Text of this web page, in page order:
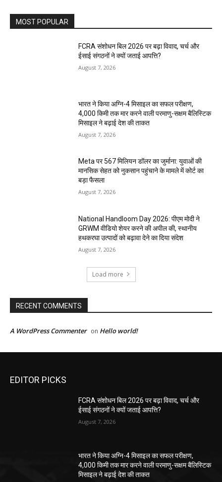
MOST POPULAR
FCRA संशोधन बिल 2026 पर बढ़ा विवाद, चर्च और
ईसाई संगठनों ने क्यों जताई आपत्ति?
August 7, 2026
भारत ने किया अग्नि-4 मिसाइल का सफल परीक्षण,
4,000 किमी तक मार करने वाली परमाणु-सक्षम बैलिस्टिक
मिसाइल ने बढ़ाई देश की ताकत
August 7, 2026
Meta पर 567 मिलियन डॉलर का जुर्माना: युवाओं की
मानसिक सेहत को नुकसान पहुंचाने के मामले में कोर्ट का
बड़ा फैसला
August 7, 2026
National Handloom Day 2026: पीएम मोदी ने
GRWM वीडियो शेयर करने की अपील की, स्थानीय
हथकरघा उत्पादों को बढ़ावा देने का दिया संदेश
August 7, 2026
Load more
RECENT COMMENTS
A WordPress Commenter on Hello world!
EDITOR PICKS
FCRA संशोधन बिल 2026 पर बढ़ा विवाद, चर्च और
ईसाई संगठनों ने क्यों जताई आपत्ति?
August 7, 2026
भारत ने किया अग्नि-4 मिसाइल का सफल परीक्षण,
4,000 किमी तक मार करने वाली परमाणु-सक्षम बैलिस्टिक
मिसाइल ने बढ़ाई देश की ताकत